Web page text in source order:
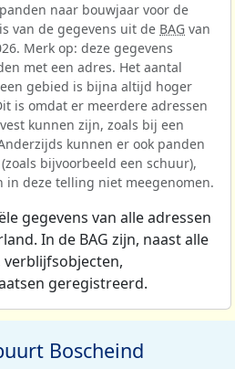
naar bouwjaar voor de
van de gegevens uit de BAG van
Merk op: deze gegevens
met een adres. Het aantal
gebied is bijna altijd hoger
is omdat er meerdere adressen
kunnen zijn, zoals bij een
kunnen er ook panden
bijvoorbeeld een schuur),
in deze telling niet meegenomen.
gegevens van alle adressen
In de BAG zijn, naast alle
verblijfsobjecten,
geregistreerd.
Boscheind